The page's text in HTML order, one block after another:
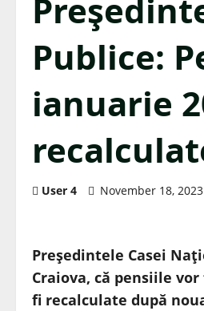
Publice:
ianuarie
User 4 November 18, 2023
Preşedintele Casei
Craiova, că pensiile
fi recalculate după